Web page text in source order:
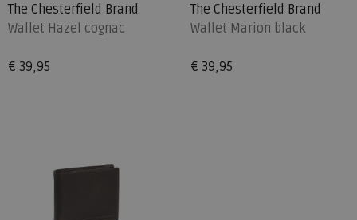
The Chesterfield Brand
Wallet Hazel cognac
€ 39,95
The Chesterfield Brand
Wallet Marion black
€ 39,95